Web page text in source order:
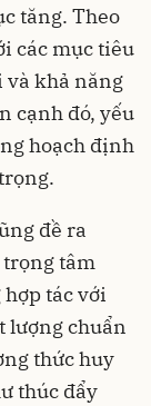
tăng. Theo
các mục tiêu
khả năng
cạnh đó, yếu
hoạch định
đề ra
tâm
tác với
lượng chuẩn
thức huy
thúc đẩy